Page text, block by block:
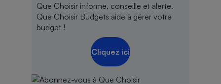
Que Choisir informe, conseille et alerte.
Que Choisir Budgets aide à gérer votre
budget !
Cliquez ici